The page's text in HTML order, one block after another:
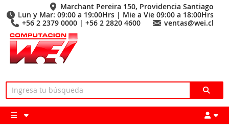
Marchant Pereira 150, Providencia Santiago
Lun y Mar: 09:00 a 19:00Hrs | Mie a Vie 09:00 a 18:00Hrs
+56 2 2379 0000 | +56 2 2820 4600
ventas@wei.cl